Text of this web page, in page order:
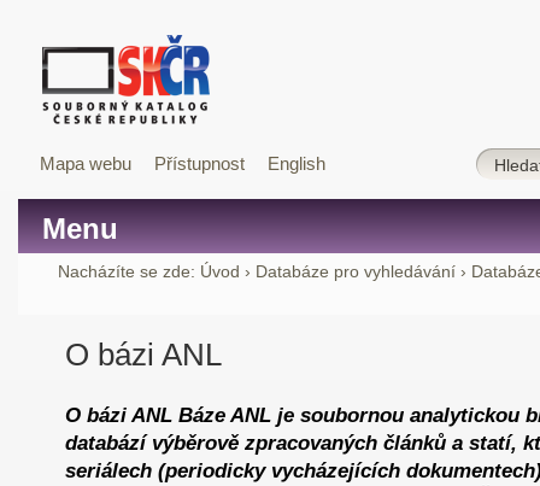
Mapa webu Přístupnost English
Menu
Nacházíte se zde: Úvod › Databáze pro vyhledávání ›
O bázi ANL
O bázi ANL Báze ANL je soubornou analytickou
databází výběrově zpracovaných článků a statí,
seriálech (periodicky vycházejících